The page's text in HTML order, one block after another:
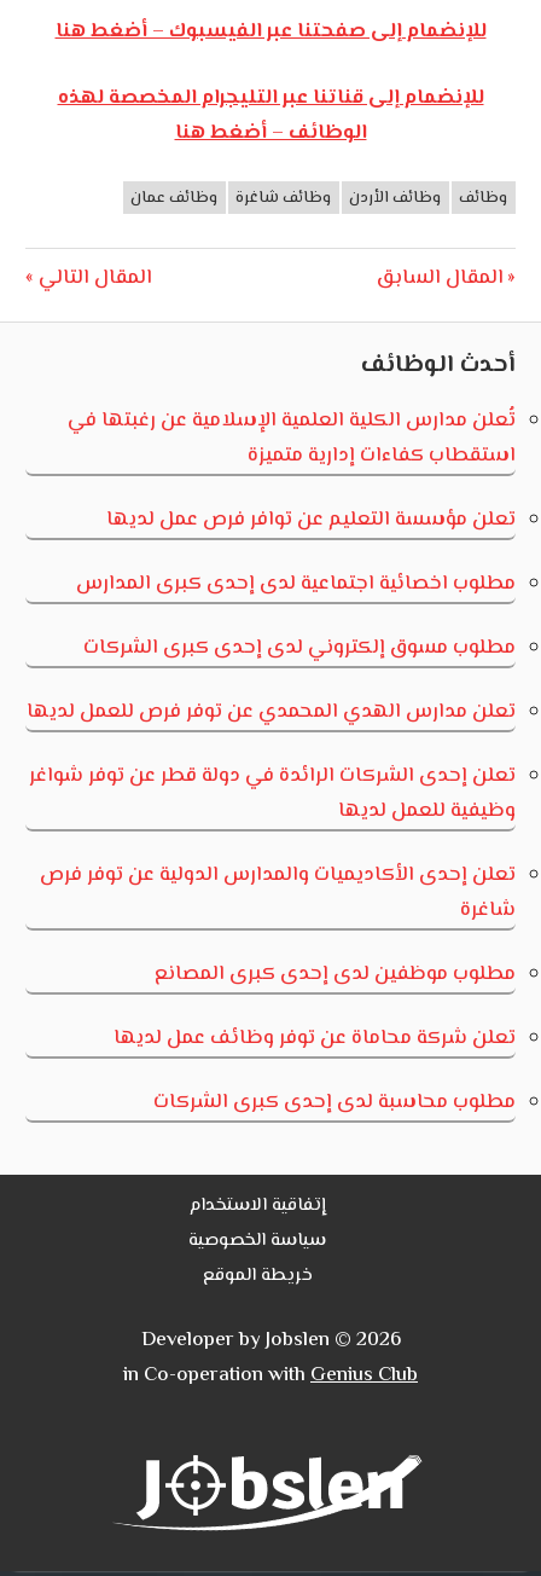
للإنضمام إلى صفحتنا عبر الفيسبوك – أضغط هنا
للإنضمام إلى قناتنا عبر التليجرام المخصصة لهذه
الوظائف – أضغط هنا
وظائف
وظائف وظائف الأردن وظائف شاغرة وظائف عمان
تصفّح
المقالات
Previous
المقال السابق
Next
المقال التالي
أحدث الوظائف
تُعلن مدارس الكلية العلمية الإسلامية عن رغبتها في
استقطاب كفاءات إدارية متميزة
تعلن مؤسسة التعليم عن توافر فرص عمل لديها
مطلوب اخصائية اجتماعية لدى إحدى كبرى المدارس
مطلوب مسوق إلكتروني لدى إحدى كبرى الشركات
تعلن مدارس الهدي المحمدي عن توفر فرص للعمل لديها
تعلن إحدى الشركات الرائدة في دولة قطر عن توفر شواغر
وظيفية للعمل لديها
تعلن إحدى الأكاديميات والمدارس الدولية عن توفر فرص
شاغرة
مطلوب موظفين لدى إحدى كبرى المصانع
تعلن شركة محاماة عن توفر وظائف عمل لديها
مطلوب محاسبة لدى إحدى كبرى الشركات
إتفاقية الاستخدام
سياسة الخصوصية
خريطة الموقع
Developer by Jobslen © 2026
in Co-operation withGenius Club